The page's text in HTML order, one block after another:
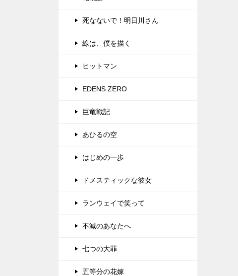
死なないで！明日川さん
線は、僕を描く
ヒットマン
EDENS ZERO
巨竜戦記
あひるの空
はじめの一歩
ドメスティックな彼女
ランウェイで笑って
不滅のあなたへ
七つの大罪
五等分の花嫁